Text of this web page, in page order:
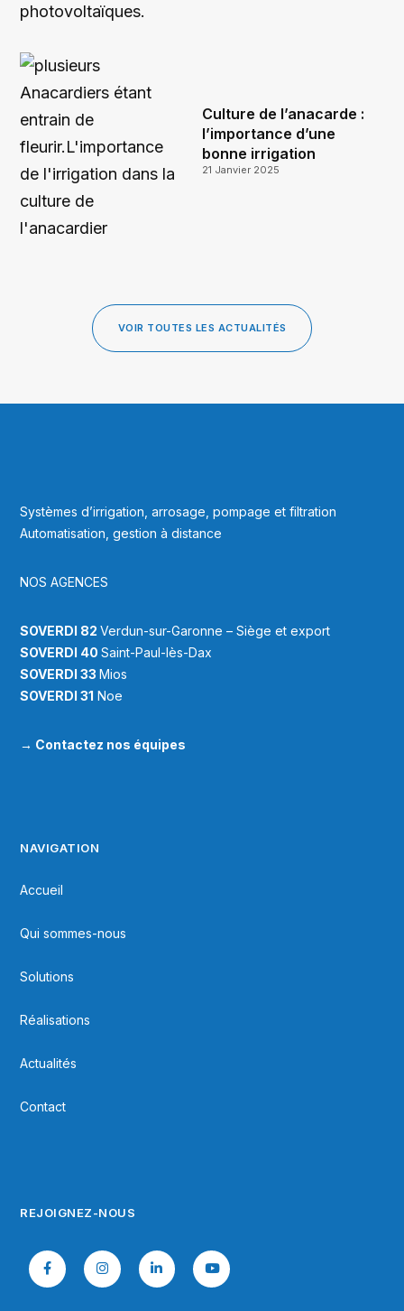
Culture de l’anacarde :
l’importance d’une
bonne irrigation
21 Janvier 2025
VOIR TOUTES LES ACTUALITÉS
Systèmes d’irrigation, arrosage, pompage et filtration
Automatisation, gestion à distance
NOS AGENCES
SOVERDI 82Verdun-sur-Garonne – Siège et export
SOVERDI 40Saint-Paul-lès-Dax
SOVERDI 33Mios
SOVERDI 31 Noe
→ Contactez nos équipes
NAVIGATION
Accueil
Qui sommes-nous
Solutions
Réalisations
Actualités
Contact
REJOIGNEZ-NOUS